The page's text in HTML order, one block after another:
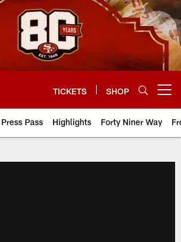
TICKETS SHOP
Press Pass Highlights Forty Niner Way